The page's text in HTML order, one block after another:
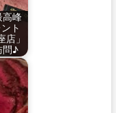
高峰
ト
店」
問♪